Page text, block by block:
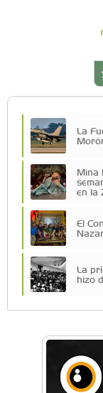
La
Mina
en la
El
La
hizo
un